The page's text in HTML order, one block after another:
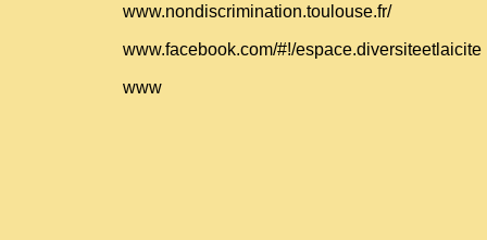
www.nondiscrimination.toulouse.fr/
www.facebook.com/#!/espace.diversiteetlaicite
www